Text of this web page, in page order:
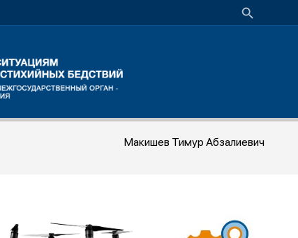
Макишев Тимур Абзалиевич